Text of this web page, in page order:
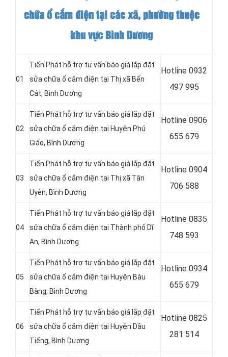
chữa ổ cắm điện tại các xã, phường thuộc
khu vực Bình Dương
01
Tiến Phát hỗ trợ tư vấn báo giá lắp đặt
sửa chữa ổ cắm điện tại Thị xã Bến
Cát, Bình Dương
Hotline 0932
497 995
02
Tiến Phát hỗ trợ tư vấn báo giá lắp đặt
sửa chữa ổ cắm điện tại Huyện Phú
Giáo, Bình Dương
Hotline 0906
655 679
03
Tiến Phát hỗ trợ tư vấn báo giá lắp đặt
sửa chữa ổ cắm điện tại Thị xã Tân
Uyên, Bình Dương
Hotline 0904
706 588
04
Tiến Phát hỗ trợ tư vấn báo giá lắp đặt
sửa chữa ổ cắm điện tại Thành phố Dĩ
An, Bình Dương
Hotline 0835
748 593
05
Tiến Phát hỗ trợ tư vấn báo giá lắp đặt
sửa chữa ổ cắm điện tại Huyện Bàu
Bàng, Bình Dương
Hotline 0934
655 679
06
Tiến Phát hỗ trợ tư vấn báo giá lắp đặt
sửa chữa ổ cắm điện tại Huyện Dầu
Tiếng, Bình Dương
Hotline 0825
281 514